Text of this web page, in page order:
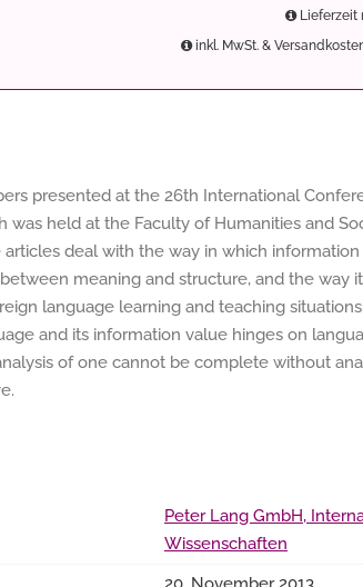
Lieferzeit
inkl. MwSt. &
presented at the 26th International
was held at the Faculty of Humanities and
articles deal with the way in which
meaning and structure, and the way
language learning and teaching
and its information value hinges on
of one cannot be complete without
Peter Lang GmbH,
Wissenschaften